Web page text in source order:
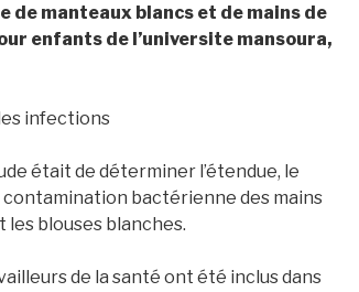
de manteaux blancs et de mains de
enfants de l’universite mansoura,
infections
était de déterminer l’étendue, le
bactérienne des mains
les blouses blanches.
de la santé ont été inclus dans